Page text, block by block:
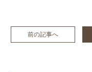
前の記事へ